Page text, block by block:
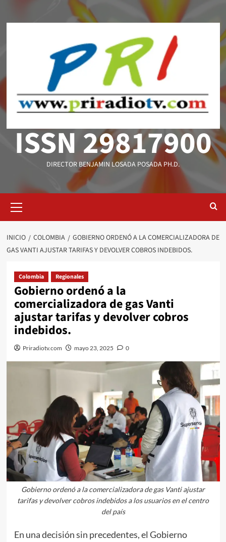
ISSN 29817900
DIRECTOR BENJAMIN LOSADA POSADA PH.D.
primario
INICIO COLOMBIA
GOBIERNO ORDENÓ A LA COMERCIALIZADORA DE
GAS VANTI AJUSTAR TARIFAS Y DEVOLVER COBROS INDEBIDOS.
Colombia Regionales
Gobierno ordenó a la
comercializadora de gas Vanti
ajustar tarifas y devolver cobros
indebidos.
Priradiotv.com mayo 23, 2025 0
Gobierno ordenó a la comercializadora de gas Vanti ajustar
tarifas y devolver cobros indebidos a los usuarios en el centro
del país
En una decisión sin precedentes, el Gobierno